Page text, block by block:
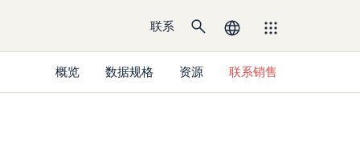
联系
概览 数据规格 资源 联系销售